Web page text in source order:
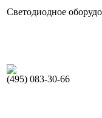
Светодиодное
(495) 083-30-66